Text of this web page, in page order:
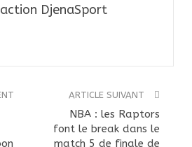
DjenaSport
ARTICLE SUIVANT
NBA : les Raptors
font le break dans le
match 5 de finale de